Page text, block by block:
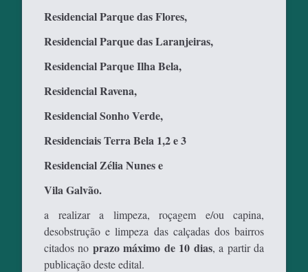
Residencial Parque das Flores,
Residencial Parque das Laranjeiras,
Residencial Parque Ilha Bela,
Residencial Ravena,
Residencial Sonho Verde,
Residenciais Terra Bela 1,2 e 3
Residencial Zélia Nunes e
Vila Galvão.
a realizar a limpeza, roçagem e/ou capina,
desobstrução e limpeza das calçadas dos bairros
citados no prazo máximo de 10 dias, a partir da
publicação deste edital.